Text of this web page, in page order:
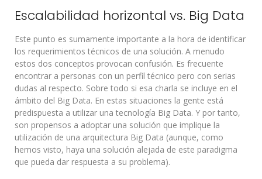
Escalabilidad horizontal vs. Big Data
Este punto es sumamente importante a la hora de identificar
los requerimientos técnicos de una solución. A menudo
estos dos conceptos provocan confusión. Es frecuente
encontrar a personas con un perfil técnico pero con serias
dudas al respecto. Sobre todo si esa charla se incluye en el
ámbito del Big Data. En estas situaciones la gente está
predispuesta a utilizar una tecnología Big Data. Y por tanto,
son propensos a adoptar una solución que implique la
utilización de una arquitectura Big Data (aunque, como
hemos visto, haya una solución alejada de este paradigma
que pueda dar respuesta a su problema).